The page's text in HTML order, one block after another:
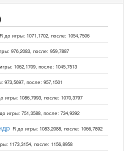
R до игры: 1071,1702, после: 1054,7506
976,2083, после: 959,7887
1062,1709, после: 1045,7513
973,5697, после: 957,1501
игры: 1086,7993, после: 1070,3797
игры: 751,3588, после: 734,9392
R до игры: 1083,2088, после: 1066,7892
1173,3154, после: 1156,8958